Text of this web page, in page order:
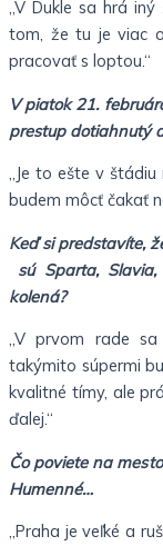
„V Dukle sa hrá
tom, že tu je viac
pracovať s loptou.“
V piatok 21.
prestup dotiahnutý
„Je to ešte v štádiu
budem môcť čakať
Keď si predstavíte,
sú Sparta,
kolená?
„V prvom rade
takýmito súpermi
kvalitné tímy, ale
ďalej.“
Čo poviete na
Humenné…
„Praha je veľké a